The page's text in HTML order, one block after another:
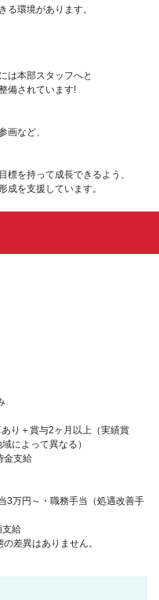
る環境があります。
は本部スタッフへと
備されています!
画など、
標を持って成長できるよう、
成を支援しています。
り＋賞与2ヶ月以上（実績賞
によって異なる）
金支給
3万円～・職務手当（処遇改善手
支給
差異はありません。